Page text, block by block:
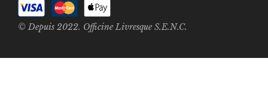
© Depuis 2022. Officine Livresque S.E.N.C.